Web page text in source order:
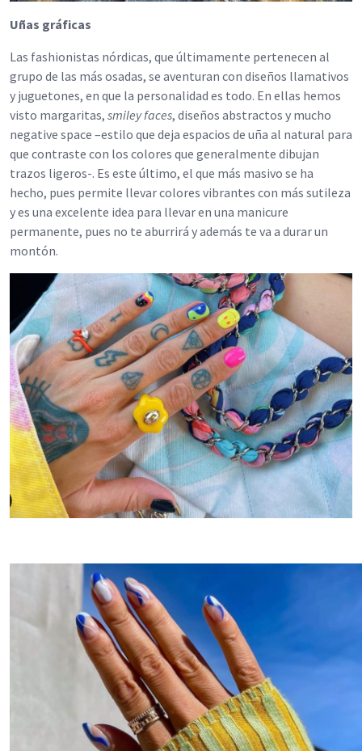
Uñas gráficas
Las fashionistas nórdicas, que últimamente pertenecen al
grupo de las más osadas, se aventuran con diseños llamativos
y juguetones, en que la personalidad es todo. En ellas hemos
visto margaritas, smiley faces, diseños abstractos y mucho
negative space –estilo que deja espacios de uña al natural para
que contraste con los colores que generalmente dibujan
trazos ligeros-. Es este último, el que más masivo se ha
hecho, pues permite llevar colores vibrantes con más sutileza
y es una excelente idea para llevar en una manicure
permanente, pues no te aburrirá y además te va a durar un
montón.